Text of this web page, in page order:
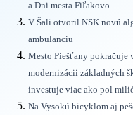
a Dni mesta Fiľakovo
V Šali otvoril NSK novú
ambulanciu
Mesto Piešťany pokračuje
modernizácii základných
investuje viac ako pol
Na Vysokú bicyklom aj